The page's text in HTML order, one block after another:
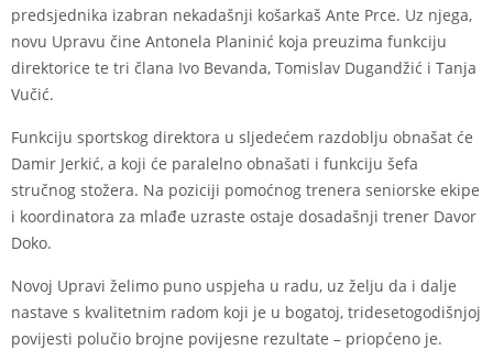
predsjednika izabran nekadašnji košarkaš Ante Prce. Uz njega,
novu Upravu čine Antonela Planinić koja preuzima funkciju
direktorice te tri člana Ivo Bevanda, Tomislav Dugandžić i Tanja
Vučić.
Funkciju sportskog direktora u sljedećem razdoblju obnašat će
Damir Jerkić, a koji će paralelno obnašati i funkciju šefa
stručnog stožera. Na poziciji pomoćnog trenera seniorske ekipe
i koordinatora za mlađe uzraste ostaje dosadašnji trener Davor
Doko.
Novoj Upravi želimo puno uspjeha u radu, uz želju da i dalje
nastave s kvalitetnim radom koji je u bogatoj, tridesetogodišnjoj
povijesti polučio brojne povijesne rezultate – priopćeno je.